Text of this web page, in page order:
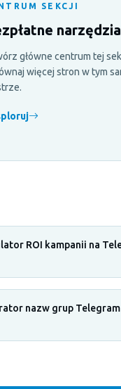
SEKCJI
narzędzia
główne centrum tej
więcej stron w tym
ROI kampanii na
nazw grup Telegram